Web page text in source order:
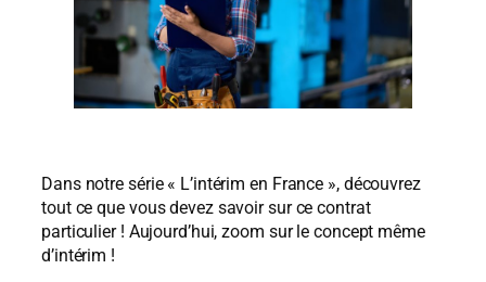
Dans notre série « L’intérim en France », découvrez
tout ce que vous devez savoir sur ce contrat
particulier ! Aujourd’hui, zoom sur le concept même
d’intérim !